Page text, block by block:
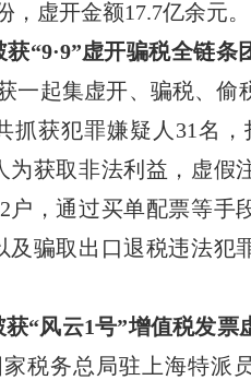
，虚开金额17.7亿余元。
获“9·9”虚开骗税全链条
一起集虚开、骗税、偷
抓获犯罪嫌疑人31名
为获取非法利益，虚假
户，通过买单配票等手
及骗取出口退税违法犯
获“风云1号”增值税发票
税务总局驻上海特派